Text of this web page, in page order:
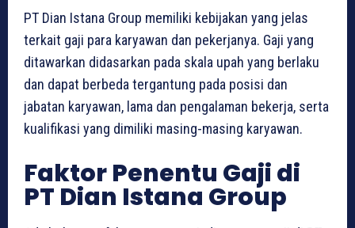
PT Dian Istana Group memiliki kebijakan yang jelas
terkait gaji para karyawan dan pekerjanya. Gaji yang
ditawarkan didasarkan pada skala upah yang berlaku
dan dapat berbeda tergantung pada posisi dan
jabatan karyawan, lama dan pengalaman bekerja, serta
kualifikasi yang dimiliki masing-masing karyawan.
Faktor Penentu Gaji di
PT Dian Istana Group